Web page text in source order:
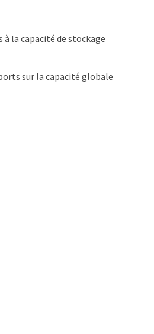
la capacité de stockage
sur la capacité globale